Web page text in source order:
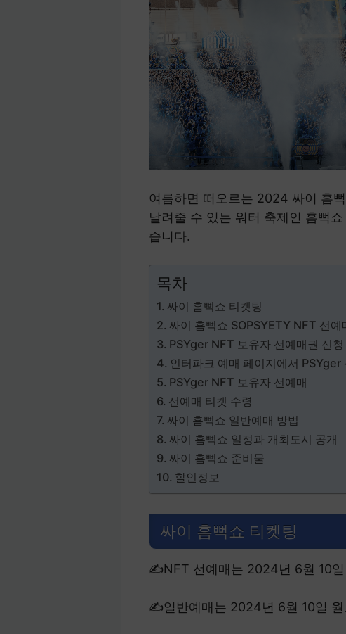
여름하면 떠오르는 2024 싸이 흠
날려줄 수 있는 워터 축제인 흠뻑
습니다.
목차
싸이 흠뻑쇼 티켓팅
싸이 흠뻑쇼 SOPSYETY NFT 선예
PSYger NFT 보유자 선예매권 신청
인터파크 예매 페이지에서 PSYger
PSYger NFT 보유자 선예매
선예매 티켓 수령
싸이 흠뻑쇼 일반예매 방법
싸이 흠뻑쇼 일정과 개최도시 공개
싸이 흠뻑쇼 준비물
할인정보
싸이 흠뻑쇼 티켓팅
✍NFT 선예매는 2024년 6월 10일
✍일반예매는 2024년 6월 10일 월